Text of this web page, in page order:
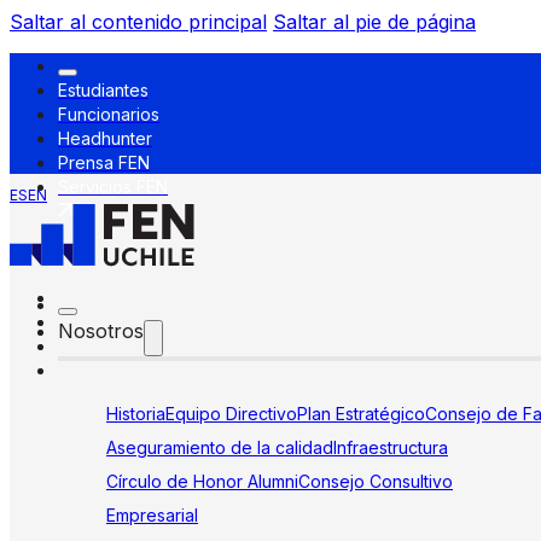
Saltar al contenido principal Saltar al pie de página
Estudiantes
Funcionarios
Headhunter
Prensa FEN
ESEN
Nosotros
HistoriaEquipo DirectivoPlan EstratégicoConsejo de
Aseguramiento de la calidadInfraestructura
Círculo de Honor AlumniConsejo Consultivo
Empresarial